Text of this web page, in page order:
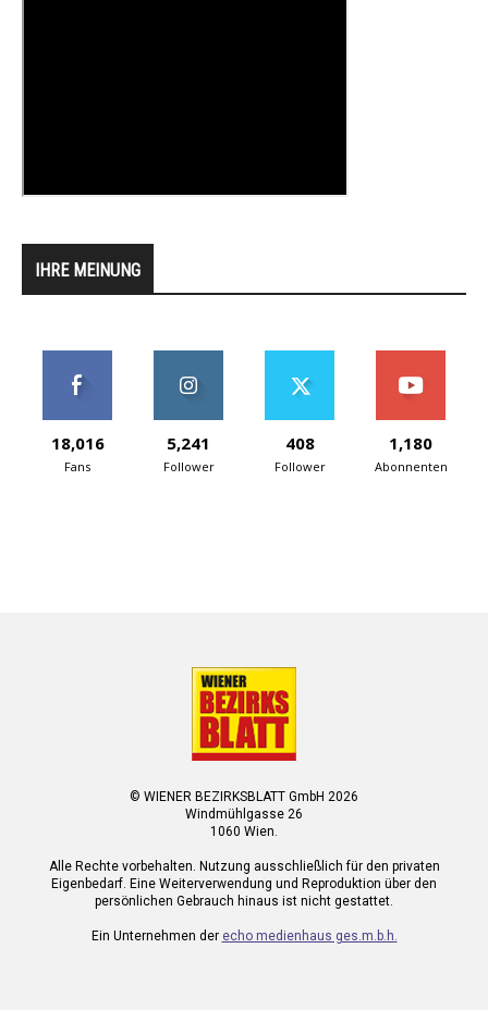
IHRE MEINUNG
18,016
Fans
5,241
Follower
408
Follower
1,180
Abonnenten
© WIENER BEZIRKSBLATT GmbH 2026
Windmühlgasse 26
1060 Wien.
Alle Rechte vorbehalten. Nutzung ausschließlich für den privaten
Eigenbedarf. Eine Weiterverwendung und Reproduktion über den
persönlichen Gebrauch hinaus ist nicht gestattet.
Ein Unternehmen der echo medienhaus ges.m.b.h.